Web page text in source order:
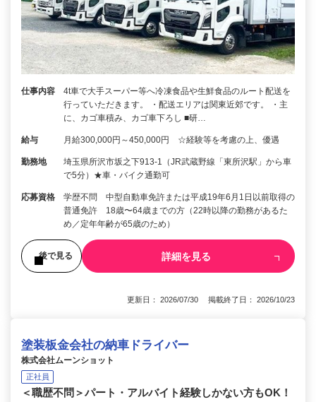
仕事内容
4t車で大手スーパー等へ冷凍食品や生鮮食品のルート配送を
行っていただきます。 ・配送エリアは関東近郊です。 ・主
に、カゴ車積み、カゴ車下ろし ■研…
給与 月給300,000円～450,000円 ☆経験等を考慮の上、優遇
勤務地
埼玉県所沢市坂之下913-1（JR武蔵野線「東所沢駅」から車
で5分）★車・バイク通勤可
応募資格
学歴不問 中型自動車免許または平成19年6月1日以前取得の
普通免許 18歳〜64歳までの方（22時以降の勤務があるた
め／定年年齢が65歳のため）
後で見る 詳細を見る
更新日： 2026/07/30 掲載終了日： 2026/10/23
塗装板金会社の納車ドライバー
株式会社ムーンショット
正社員
＜職歴不問＞パート・アルバイト経験しかない方もOK！